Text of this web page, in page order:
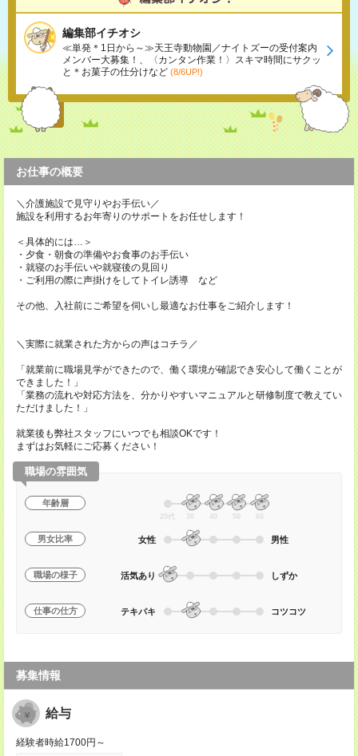
編集部イチオシ
≪単発＊1日から～≫天王寺動物園／ナイトズーの受付案内
メンバー大募集！、〈カンタン作業！〉スキマ時間にサクッ
と＊お菓子の仕分けなど (8/6UP!)
お仕事の概要
＼介護施設で見守りやお手伝い／
施設を利用するお年寄りのサポートをお任せします！
＜具体的には…＞
・夕食・朝食の準備やお食事のお手伝い
・就寝のお手伝いや就寝後の見回り
・ご利用の際に声掛けをしてトイレ誘導 など
その他、入社前にご希望を伺いし最適なお仕事をご紹介します！
＼実際に就業された方からの声はコチラ／
「就業前に職場見学ができたので、働く環境が確認でき安心して働くことが
できました！」
「業務の流れや対応方法を、分かりやすいマニュアルと研修制度で教えてい
ただけました！」
就業後も弊社スタッフにいつでも相談OKです！
まずはお気軽にご応募ください！
職場の雰囲気
年齢層
20代 30 40 50 60
男女比率 女性 男性
職場の様子 活気あり しずか
仕事の仕方 テキパキ コツコツ
募集情報
給与
経験者時給1700円～